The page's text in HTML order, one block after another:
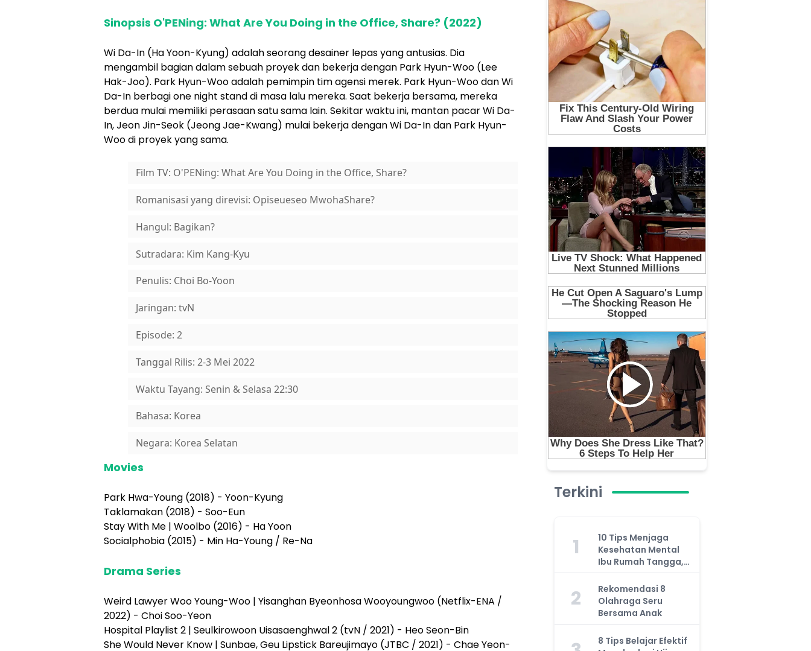
Sinopsis O'PENing: What Are You Doing in the Office, Share? (2022)
Wi Da-In (Ha Yoon-Kyung) adalah seorang desainer lepas yang antusias. Dia
mengambil bagian dalam sebuah proyek dan bekerja dengan Park Hyun-Woo (Lee
Hak-Joo). Park Hyun-Woo adalah pemimpin tim agensi merek. Park Hyun-Woo dan Wi
Da-In berbagi one night stand di masa lalu mereka. Saat bekerja bersama, mereka
berdua mulai memiliki perasaan satu sama lain. Sekitar waktu ini, mantan pacar Wi Da-
In, Jeon Jin-Seok (Jeong Jae-Kwang) mulai bekerja dengan Wi Da-In dan Park Hyun-
Woo di proyek yang sama.
Film TV: O'PENing: What Are You Doing in the Office, Share?
Romanisasi yang direvisi: Opiseueseo MwohaShare?
Hangul: Bagikan?
Sutradara: Kim Kang-Kyu
Penulis: Choi Bo-Yoon
Jaringan: tvN
Episode: 2
Tanggal Rilis: 2-3 Mei 2022
Waktu Tayang: Senin & Selasa 22:30
Bahasa: Korea
Negara: Korea Selatan
Movies
Park Hwa-Young (2018) - Yoon-Kyung
Taklamakan (2018) - Soo-Eun
Stay With Me | Woolbo (2016) - Ha Yoon
Socialphobia (2015) - Min Ha-Young / Re-Na
Drama Series
Weird Lawyer Woo Young-Woo | Yisanghan Byeonhosa Wooyoungwoo (Netflix-ENA /
2022) - Choi Soo-Yeon
Hospital Playlist 2 | Seulkirowoon Uisasaenghwal 2 (tvN / 2021) - Heo Seon-Bin
She Would Never Know | Sunbae, Geu Lipstick Bareujimayo (JTBC / 2021) - Chae Yeon-
Terkini
1
10 Tips Menjaga
Kesehatan Mental
Ibu Rumah Tangga,
Jangan Anggap
Remeh!
2
Rekomendasi 8
Olahraga Seru
Bersama Anak
8 Tips Belajar Efektif